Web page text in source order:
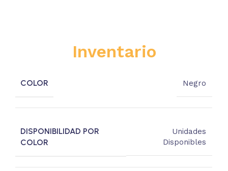
Inventario
COLOR Negro
DISPONIBILIDAD POR
COLOR
Unidades
Disponibles